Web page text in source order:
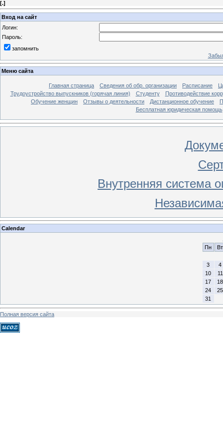
[.]
Вход на сайт
Логин:
Пароль:
запомнить
Меню сайта
Главная страница Сведения об обр. организации Расписание
Трудоустройство выпускников (горячая линия)
Студенту
Противодействие
Обучение женщин
Отзывы о деятельности Дистанционное обучение
Бесплатная юридическая помощь
Внутренняя система
Calendar
Пн
Вт
3
4
10
11
17
18
24
25
31
Полная версия сайта